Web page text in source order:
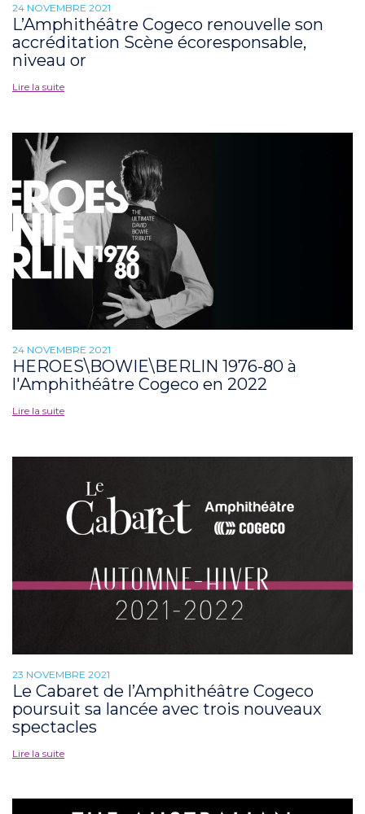
24 NOVEMBRE 2021
L’Amphithéâtre Cogeco renouvelle son
accréditation Scène écoresponsable,
niveau or
Lire la suite
24 NOVEMBRE 2021
HEROES\BOWIE\BERLIN 1976-80 à
l'Amphithéâtre Cogeco en 2022
Lire la suite
23 NOVEMBRE 2021
Le Cabaret de l’Amphithéâtre Cogeco
poursuit sa lancée avec trois nouveaux
spectacles
Lire la suite